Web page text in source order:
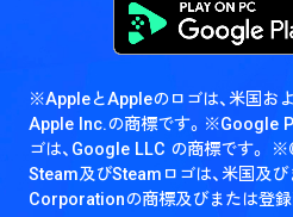
※AppleとAppleのロゴは、米国お
Apple Inc.の商標です。 ※Google
ゴは、Google LLC の商標です。
Steam及びSteamロゴは、米国及
Corporationの商標及びまたは登録